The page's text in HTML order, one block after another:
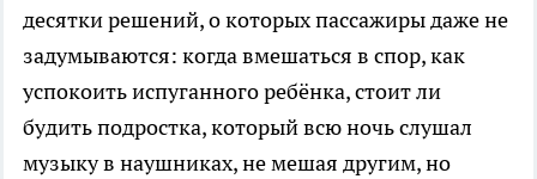
десятки решений, о которых пассажиры даже не
задумываются: когда вмешаться в спор, как
успокоить испуганного ребёнка, стоит ли
будить подростка, который всю ночь слушал
музыку в наушниках, не мешая другим, но